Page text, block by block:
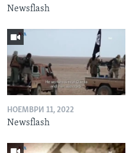
Newsflash
НОЕМВРИ 11, 2022
Newsflash